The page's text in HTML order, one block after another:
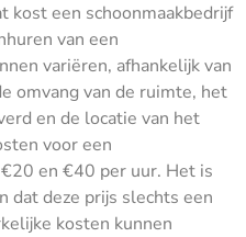
kost een schoonmaakbedrijf
van een
variëren, afhankelijk van
omvang van de ruimte, het
en de locatie van het
voor een
en €40 per uur. Het is
dat deze prijs slechts een
kosten kunnen